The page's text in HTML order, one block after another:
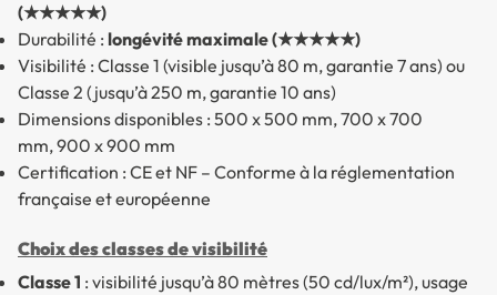
(★★★★★)
Durabilité : longévité maximale (★★★★★)
Visibilité : Classe 1 (visible jusqu’à 80 m, garantie 7 ans) ou
Classe 2 (jusqu’à 250 m, garantie 10 ans)
Dimensions disponibles : 500 x 500 mm, 700 x 700
mm, 900 x 900 mm
Certification : CE et NF – Conforme à la réglementation
française et européenne
Choix des classes de visibilité
Classe 1 : visibilité jusqu’à 80 mètres (50 cd/lux/m²), usage